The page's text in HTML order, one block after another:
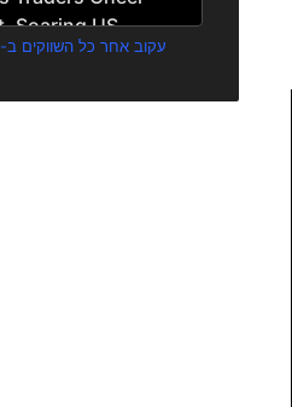
עקוב אחר כל השווקים ב-TradingView